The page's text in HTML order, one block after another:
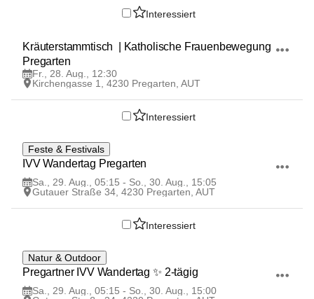
Interessiert
28
AUG
Kräuterstammtisch  | Katholische Frauenbewegung
Pregarten
Fr., 28. Aug., 12:30
Kirchengasse 1, 4230 Pregarten, AUT
Interessiert
29
AUG
Feste & Festivals
IVV Wandertag Pregarten
Sa., 29. Aug., 05:15 - So., 30. Aug., 15:05
Gutauer Straße 34, 4230 Pregarten, AUT
Interessiert
29
AUG
Natur & Outdoor
Pregartner IVV Wandertag ✨ 2-tägig
Sa., 29. Aug., 05:15 - So., 30. Aug., 15:00